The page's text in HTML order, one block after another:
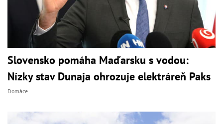
Slovensko pomáha Maďarsku s vodou:
Nízky stav Dunaja ohrozuje elektráreň Paks
Domáce